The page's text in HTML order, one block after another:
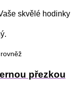
skvělé hodinky
přezkou